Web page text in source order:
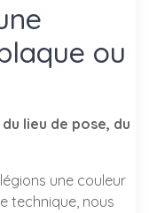
ou
lieu de pose, du
une couleur
technique, nous